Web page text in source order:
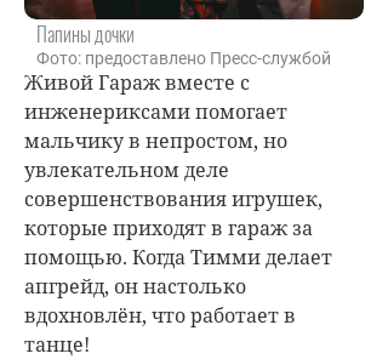
Папины дочки
Фото: предоставлено Пресс-службой
Живой Гаражвместе с
инженериксами помогает
мальчику в непростом, но
увлекательном деле
совершенствования игрушек,
которые приходят в гараж за
помощью. Когда Тимми делает
апгрейд, он настолько
вдохновлён, что работает в
танце!